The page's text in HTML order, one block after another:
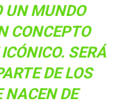
UN MUNDO
CONCEPTO
SERÁ
DE LOS
DE